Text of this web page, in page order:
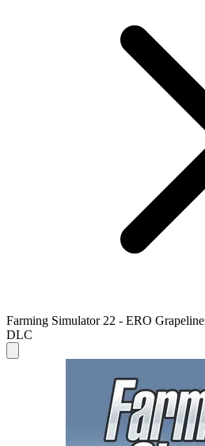
Farming Simulator 22 - ERO
DLC